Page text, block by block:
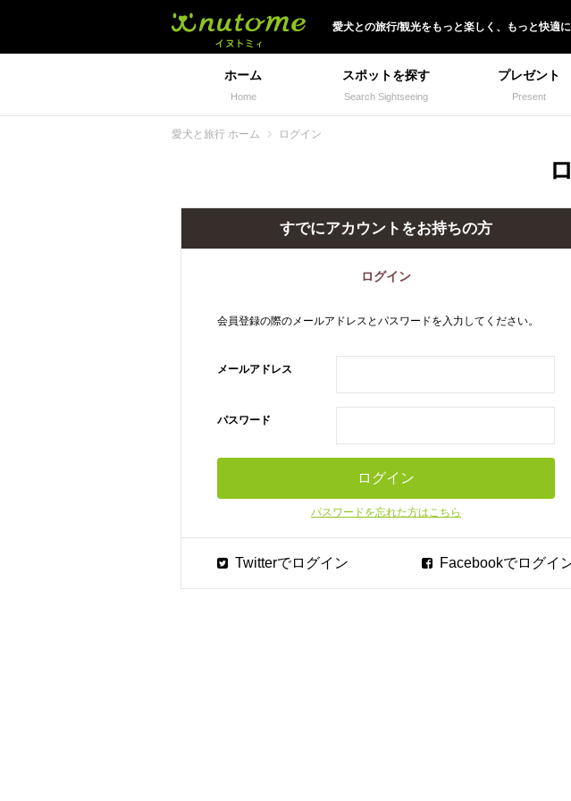
愛犬との旅行/観光をもっと楽しく、 もっと快適に
ホーム
Home
スポットを探す
Search Sightseeing
プレゼント
Present
愛犬と旅行 ホーム ログイン
すでにアカウントをお持ちの方
ログイン
会員登録の際のメールアドレスとパスワードを入力してください。
メールアドレス
パスワード
パスワードを忘れた方はこちら